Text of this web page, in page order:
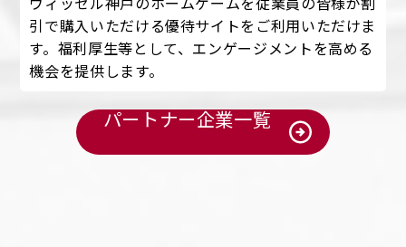
引で購入いただける優待サイトをご利用いただけま
す。福利厚生等として、エンゲージメントを高める
機会を提供します。
パートナー企業一覧